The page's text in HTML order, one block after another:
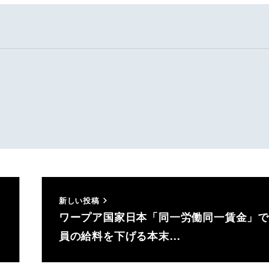
新しい投稿
ワープア国家日本「同一労働同一賃金」
員の給料を下げる本末…